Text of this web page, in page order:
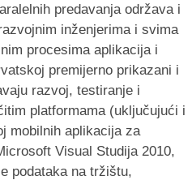
predavanja održava i
inženjerima i svima
procesima aplikacija i
premijerno prikazani i
razvoj, testiranje i
platformama (uključujući i
mobilnih aplikacija za
Visual Studija 2010,
podataka na tržištu,